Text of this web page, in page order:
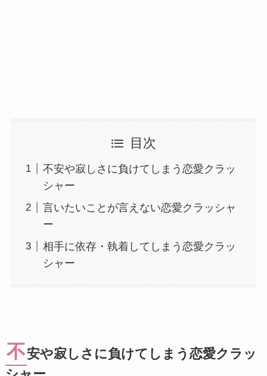
目次
不安や寂しさに負けてしまう恋愛クラッ
シャー
言いたいことが言えない恋愛クラッシャ
ー
相手に依存・執着してしまう恋愛クラッ
シャー
不安や寂しさに負けてしまう恋愛クラッ